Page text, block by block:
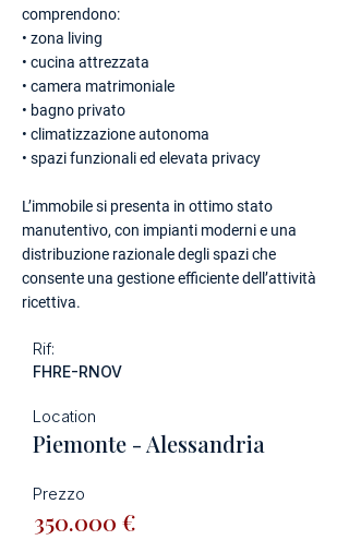
comprendono:
• zona living
• cucina attrezzata
• camera matrimoniale
• bagno privato
• climatizzazione autonoma
• spazi funzionali ed elevata privacy
L’immobile si presenta in ottimo stato
manutentivo, con impianti moderni e una
distribuzione razionale degli spazi che
consente una gestione efficiente dell’attività
ricettiva.
Rif:
FHRE-RNOV
Location
Piemonte - Alessandria
Prezzo
350.000 €